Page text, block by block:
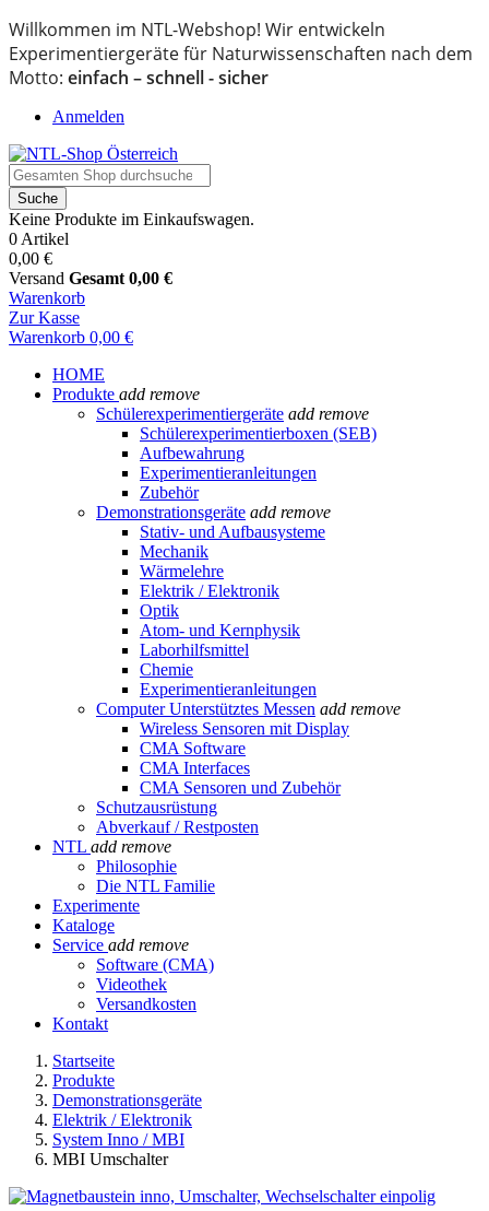
Willkommen im NTL-Webshop! Wir entwickeln
Experimentiergeräte für Naturwissenschaften nach dem
Motto: einfach – schnell - sicher
Anmelden
Suche
Keine Produkte im Einkaufswagen.
0 Artikel
0,00 €
Versand Gesamt 0,00 €
Warenkorb
Zur Kasse
Warenkorb 0,00 €
HOME
Produkte add remove
Schülerexperimentiergeräte add remove
Schülerexperimentierboxen (SEB)
Aufbewahrung
Experimentieranleitungen
Zubehör
Demonstrationsgeräte add remove
Stativ- und Aufbausysteme
Mechanik
Wärmelehre
Elektrik / Elektronik
Optik
Atom- und Kernphysik
Laborhilfsmittel
Chemie
Experimentieranleitungen
Computer Unterstütztes Messen add remove
Wireless Sensoren mit Display
CMA Software
CMA Interfaces
CMA Sensoren und Zubehör
Schutzausrüstung
Abverkauf / Restposten
NTL add remove
Philosophie
Die NTL Familie
Experimente
Kataloge
Service add remove
Software (CMA)
Videothek
Versandkosten
Kontakt
Startseite
Produkte
Demonstrationsgeräte
Elektrik / Elektronik
System Inno / MBI
MBI Umschalter